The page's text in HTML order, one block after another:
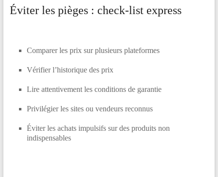
Éviter les pièges : check-list express
Comparer les prix sur plusieurs plateformes
Vérifier l’historique des prix
Lire attentivement les conditions de garantie
Privilégier les sites ou vendeurs reconnus
Éviter les achats impulsifs sur des produits non
indispensables